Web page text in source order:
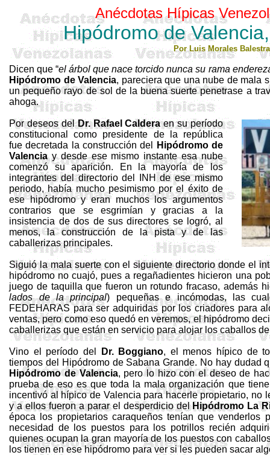
Anécdotas Hípicas
Hipódromo de
Por Luis Morales
Dicen que “el árbol que nace torcido nunca su rama
Hipódromo de Valencia, pareciera que una nube de mala
un pequeño rayo de sol de la buena suerte penetrase a
ahoga.
Por deseos delDr. Rafael Calderaen su período
constitucional como presidente de la república
fue decretada la construcción del
Hipódromo de
Valenciay desde ese mismo instante esa nube
comenzó su aparición. En la mayoría de los
integrantes del directorio del INH de ese mismo
periodo, había mucho pesimismo por el éxito de
ese hipódromo y eran muchos los argumentos
contrarios que se esgrimían y gracias a la
insistencia de dos de sus directores se logró, al
menos, la construcción de la pista y de las
caballerizas principales.
Siguió la mala suerte con el siguiente directorio donde el
hipódromo no cuajó, pues a regañadientes hicieron una
juego de taquilla que fueron un rotundo fracaso, además
lados de la principal) pequeñas e incómodas, las
FEDEHARAS para ser adquiridas por los criadores para
ventas, pero como eso quedó en veremos, el hipódromo
caballerizas que están en servicio para alojar los caballos
Vino el período del Dr. Boggiano, el menos hípico de
tiempos del Hipódromo de Sabana Grande. No hay dudad
Hipódromo de Valencia, pero lo hizo con el deseo de
prueba de eso es que toda la mala organización que
incentivó al hípico de Valencia para hacerle propietario, no
y a ellos fueron a parar el desperdicio del Hipódromo La
época los propietarios caraqueños tenían que venderlos
necesidad de los puestos para los potrillos recién
quienes ocupan la gran mayoría de los puestos con
los tienen en ese hipódromo para ver si les pueden sacar